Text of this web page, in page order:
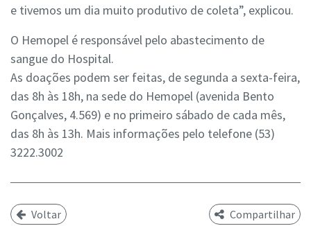
e tivemos um dia muito produtivo de coleta”, explicou.
O Hemopel é responsável pelo abastecimento de
sangue do Hospital.
As doações podem ser feitas, de segunda a sexta-feira,
das 8h às 18h, na sede do Hemopel (avenida Bento
Gonçalves, 4.569) e no primeiro sábado de cada mês,
das 8h às 13h. Mais informações pelo telefone (53)
3222.3002
Voltar Compartilhar